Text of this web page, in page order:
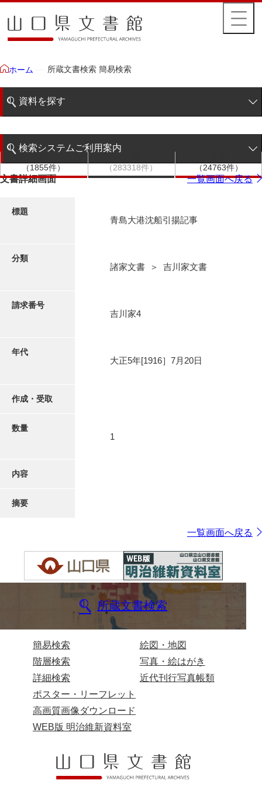
ホーム 所蔵文書検索 簡易検索
資料を探す
階層検索
写真・絵はがき
近代刊行写真帳類
検索システムご利用案内
検索システムの利用について
（1855件）
（283318件）
（24763件）
文書詳細画面 一覧画面へ戻る
標題
青島大港沈船引揚記事
分類
諸家文書 ＞ 吉川家文書
請求番号
吉川家4
年代
大正5年[1916］7月20日
作成・受取
数量
1
内容
摘要
一覧画面へ戻る
所蔵文書検索
簡易検索
階層検索
詳細検索
絵図・地図
写真・絵はがき
近代刊行写真帳類
ポスター・リーフレット
高画質画像ダウンロード
WEB版 明治維新資料室